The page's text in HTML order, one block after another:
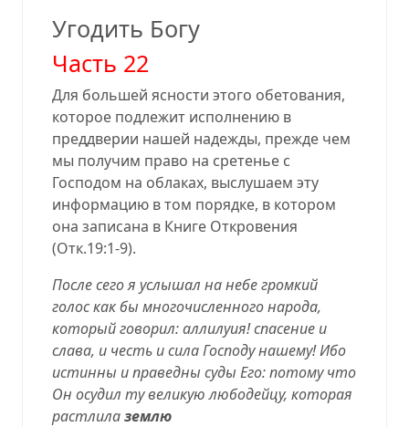
Угодить Богу
Часть 22
Для большей ясности этого обетования,
которое подлежит исполнению в
преддверии нашей надежды, прежде чем
мы получим право на сретенье с
Господом на облаках, выслушаем эту
информацию в том порядке, в котором
она записана в Книге Откровения
(Отк.19:1-9).
После сего я услышал на небе громкий
голос как бы многочисленного народа,
который говорил: аллилуия! спасение и
слава, и честь и сила Господу нашему! Ибо
истинны и праведны суды Его: потому что
Он осудил ту великую любодейцу, которая
растлилаземлю